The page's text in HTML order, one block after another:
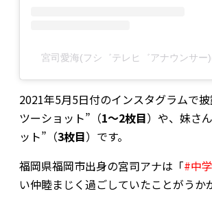
宮司愛海(フシ゛テレヒ゛アナウンサ
2021年5月5日付のインスタグラムで
ツーショット”（1～2枚目）や、妹さ
ット”（3枚目）です。
福岡県福岡市出身の宮司アナは「#中
い仲睦まじく過ごしていたことがうか